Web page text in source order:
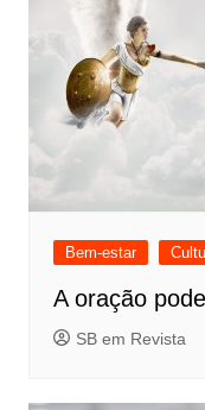
Bem-estar
A oração
SB em Revista